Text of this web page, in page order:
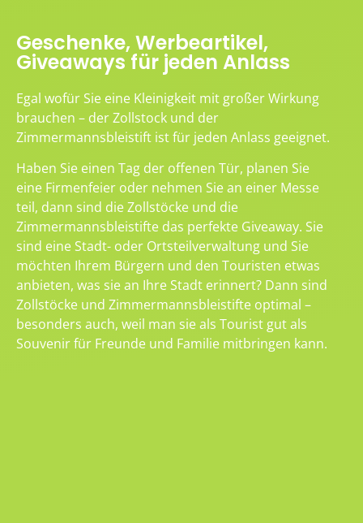
Geschenke, Werbeartikel,
Giveaways für jeden Anlass
Egal wofür Sie eine Kleinigkeit mit großer Wirkung
brauchen – der Zollstock und der
Zimmermannsbleistift ist für jeden Anlass geeignet.
Haben Sie einen Tag der offenen Tür, planen Sie
eine Firmenfeier oder nehmen Sie an einer Messe
teil, dann sind die Zollstöcke und die
Zimmermannsbleistifte das perfekte Giveaway. Sie
sind eine Stadt- oder Ortsteilverwaltung und Sie
möchten Ihrem Bürgern und den Touristen etwas
anbieten, was sie an Ihre Stadt erinnert? Dann sind
Zollstöcke und Zimmermannsbleistifte optimal –
besonders auch, weil man sie als Tourist gut als
Souvenir für Freunde und Familie mitbringen kann.